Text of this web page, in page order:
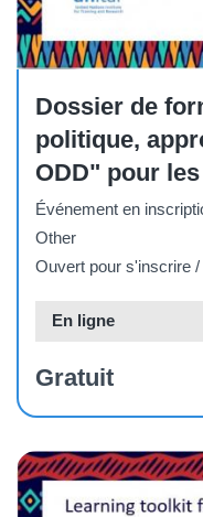
Dossier de
politique,
ODD" pour
autres pays
Événement en
Other
Ouvert pour s'inscrire /
En ligne
Gratuit